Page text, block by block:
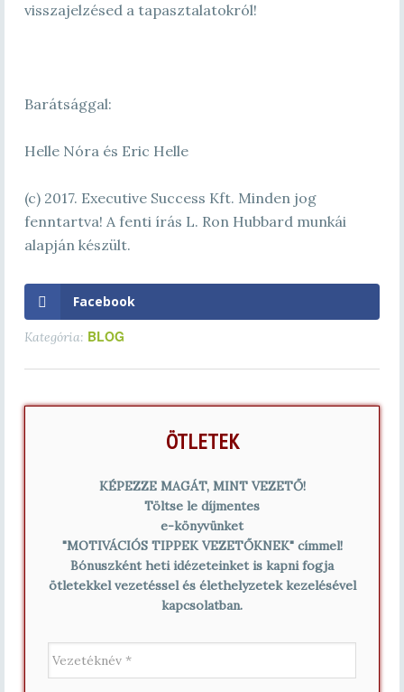
visszajelzésed a tapasztalatokról!
Barátsággal:
Helle Nóra és Eric Helle
(c) 2017. Executive Success Kft. Minden jog
fenntartva! A fenti írás L. Ron Hubbard munkái
alapján készült.
Facebook
Kategória: BLOG
ÖTLETEK
KÉPEZZE MAGÁT, MINT VEZETŐ!
Töltse le díjmentes
e-könyvünket
"MOTIVÁCIÓS TIPPEK VEZETŐKNEK" címmel!
Bónuszként heti idézeteinket is kapni fogja
ötletekkel vezetéssel és élethelyzetek kezelésével
kapcsolatban.
V
e